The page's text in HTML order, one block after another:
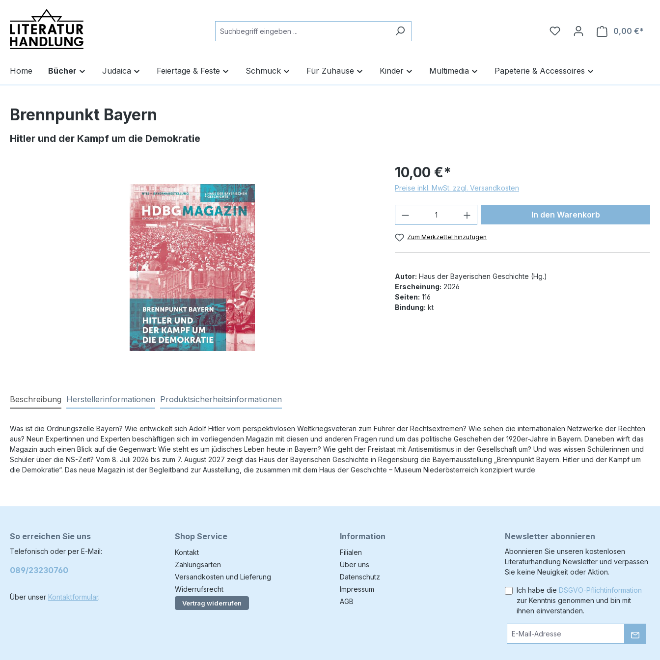
Zur Hauptnavigation springen
0,00 €*
Home Bücher Judaica Feiertage & Feste Schmuck Für Zuhause Kinder Multimedia Papeterie & Accessoires
Brennpunkt Bayern
Hitler und der Kampf um die Demokratie
10,00 €*
Preise inkl. MwSt. zzgl. Versandkosten
Produkt Anzahl: Gib den gewünschten Wert
In den Warenkorb
Zum Merkzettel hinzufügen
Autor: Haus der Bayerischen Geschichte (Hg.)
Erscheinung: 2026
Seiten: 116
Bindung: kt
Beschreibung Herstellerinformationen Produktsicherheitsinformationen
Was ist die Ordnungszelle Bayern? Wie entwickelt sich Adolf Hitler vom perspektivlosen Weltkriegsveteran zum Führer der Rechtsextremen? Wie sehen die internationalen Netzwerke der Rechten
aus? Neun Expertinnen und Experten beschäftigen sich im vorliegenden Magazin mit diesen und anderen Fragen rund um das politische Geschehen der 1920er-Jahre in Bayern. Daneben wirft das
Magazin auch einen Blick auf die Gegenwart: Wie steht es um jüdisches Leben heute in Bayern? Wie geht der Freistaat mit Antisemitismus in der Gesellschaft um? Und was wissen Schülerinnen und
Schüler über die NS-Zeit? Vom 8. Juli 2026 bis zum 7. August 2027 zeigt das Haus der Bayerischen Geschichte in Regensburg die Bayernausstellung „Brennpunkt Bayern. Hitler und der Kampf um
die Demokratie“. Das neue Magazin ist der Begleitband zur Ausstellung, die zusammen mit dem Haus der Geschichte – Museum Niederösterreich konzipiert wurde
So erreichen Sie uns
Telefonisch oder per E-Mail:
089/23230760
Über unser Kontaktformular.
Shop Service
Kontakt
Zahlungsarten
Versandkosten und Lieferung
Widerrufsrecht
Vertrag widerrufen
Information
Filialen
Über uns
Datenschutz
Impressum
AGB
Newsletter abonnieren
Abonnieren Sie unseren kostenlosen
Literaturhandlung Newsletter und verpassen
Sie keine Neuigkeit oder Aktion.
Ich habe die DSGVO-Pflichtinformation
zur Kenntnis genommen und bin mit
ihnen einverstanden.